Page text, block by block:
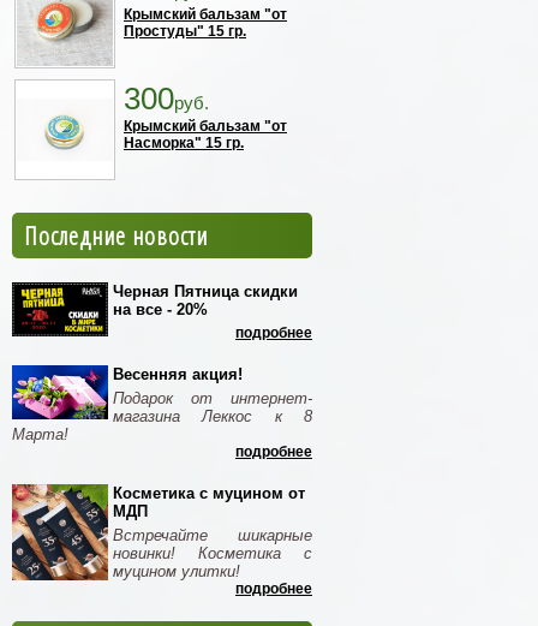
Крымский бальзам "от
Простуды" 15 гр.
300руб.
Крымский бальзам "от
Насморка" 15 гр.
Последние новости
Черная Пятница скидки
на все - 20%
подробнее
Весенняя акция!
Подарок от интернет-
магазина Леккос к 8
Марта!
подробнее
Косметика с муцином от
МДП
Встречайте шикарные
новинки! Косметика с
муцином улитки!
подробнее